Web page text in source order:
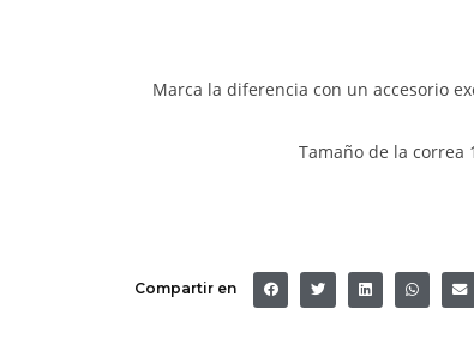
Marca la diferencia con un accesorio
Tamaño de la
Compartir en